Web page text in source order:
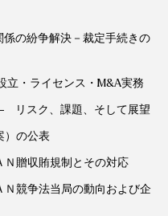
の紛争解決－裁定手続きの
立・ライセンス・M&A実務
リスク、課題、そして展望
）の公表
Ｎ贈収賄規制とその対応
Ｎ競争法当局の動向および企